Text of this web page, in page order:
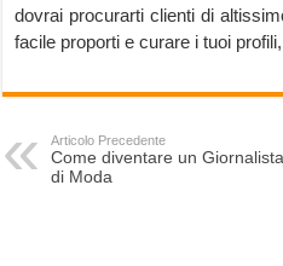
dovrai procurarti clienti di
facile proporti e curare i tuoi
Articolo Precedente
Come diventare un Giornalista
di Moda